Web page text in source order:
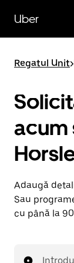
direct
conținutul
principal
Uber
Regatul Unit>
acum
Adaugă
Sau
cu până la